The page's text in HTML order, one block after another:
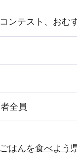
ンテスト、おむ
全員
はんを食べよう